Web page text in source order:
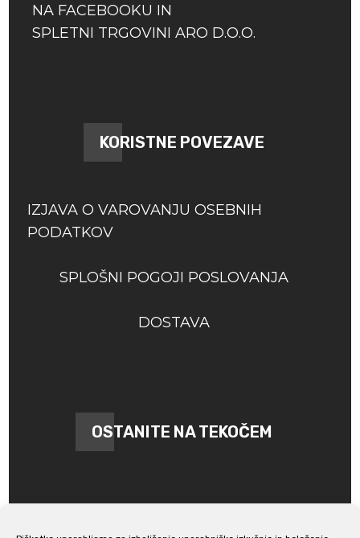
NA FACEBOOKU IN
SPLETNI TRGOVINI ARO D.O.O.
KORISTNE POVEZAVE
IZJAVA O VAROVANJU OSEBNIH
PODATKOV
SPLOŠNI POGOJI POSLOVANJA
DOSTAVA
OSTANITE NA TEKOČEM